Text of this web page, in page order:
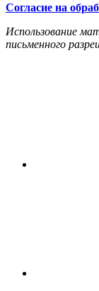
Согласие на
Использование
письменного